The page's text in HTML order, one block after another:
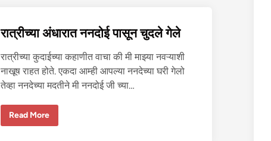
१
रात्रीच्या अंधारात ननदोई पासून चुदले गेले
रात्रीच्या कुदाईच्या कहाणीत वाचा की मी माझ्या नवऱ्याशी
नाखूष राहत होते. एकदा आम्ही आपल्या ननदेच्या घरी गेलो
तेव्हा ननदेच्या मदतीने मी ननदोई जी च्या…
रा
Read More